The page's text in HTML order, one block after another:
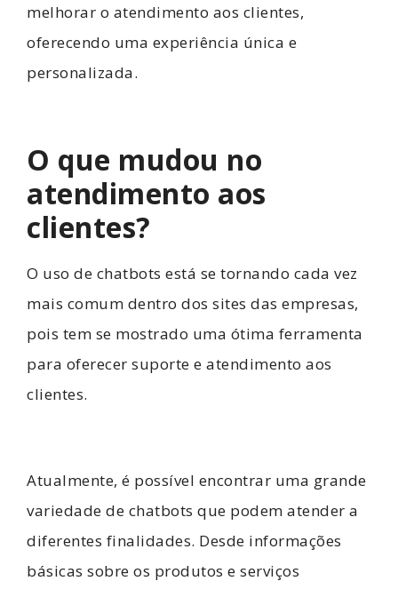
melhorar o atendimento aos clientes,
oferecendo uma experiência única e
personalizada.
O que mudou no
atendimento aos
clientes?
O uso de chatbots está se tornando cada vez
mais comum dentro dos sites das empresas,
pois tem se mostrado uma ótima ferramenta
para oferecer suporte e atendimento aos
clientes.
Atualmente, é possível encontrar uma grande
variedade de chatbots que podem atender a
diferentes finalidades. Desde informações
básicas sobre os produtos e serviços